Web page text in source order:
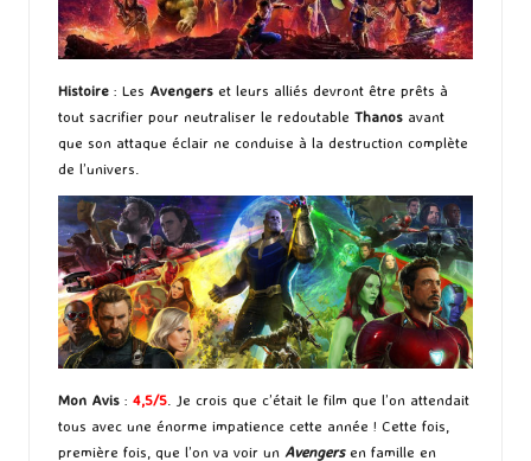
Histoire : Les Avengers et leurs alliés devront être prêts à
tout sacrifier pour neutraliser le redoutable Thanos avant
que son attaque éclair ne conduise à la destruction complète
de l’univers.
Mon Avis : 4,5/5. Je crois que c’était le film que l’on attendait
tous avec une énorme impatience cette année ! Cette fois,
première fois, que l’on va voir un Avengers en famille en